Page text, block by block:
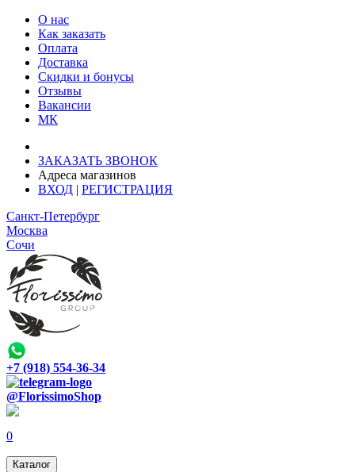
О нас
Как заказать
Оплата
Доставка
Скидки и бонусы
Отзывы
Вакансии
МК
ЗАКАЗАТЬ ЗВОНОК
Адреса магазинов
ВХОД | РЕГИСТРАЦИЯ
Санкт-Петербург
Москва
Сочи
+7 (918) 554-36-34
@FlorissimoShop
0
Каталог